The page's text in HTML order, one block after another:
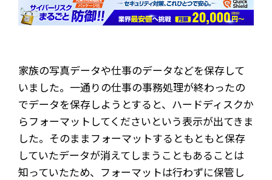
家族の写真データや仕事のデータなどを保存して
いました。一通りの仕事の事務処理が終わったの
でデータを保存しようとすると、ハードディスクか
らフォーマットしてくださいという表示が出てきま
した。そのままフォーマットするともともと保存
していたデータが消えてしまうこともあることは
知っていたため、フォーマットは行わずに保管し